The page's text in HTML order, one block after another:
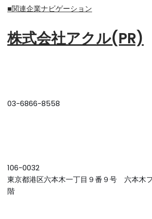
■関連企業ナビゲーション
株式会社アクル(PR)
03-6866-8558
106-0032
東京都港区六本木一丁目９番９号 六本木
階